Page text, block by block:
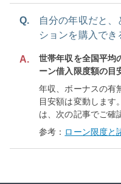
Q.
自分の年収だと
ションを購入でき
A.
世帯年収を全国平均
ーン借入限度額の目
年収、ボーナスの有
目安額は変動します
は、次の記事でご確
参考： ローン限度と